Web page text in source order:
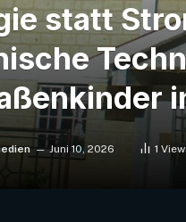
statt
Juni 10, 2026 1